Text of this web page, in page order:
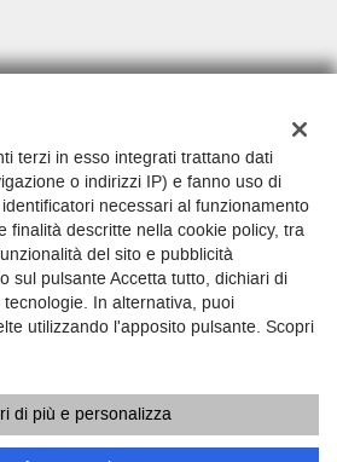
(TO)
S.r.l., Tutti i diritti riservati -
-Cookie Policy
terzi in esso integrati trattano dati
o indirizzi IP) e fanno uso di
necessari al funzionamento
finalità descritte nella cookie policy, tra
del sito e pubblicità
sul pulsante Accetta tutto, dichiari di
In alternativa, puoi
utilizzando l'apposito pulsante. Scopri
di più e personalizza